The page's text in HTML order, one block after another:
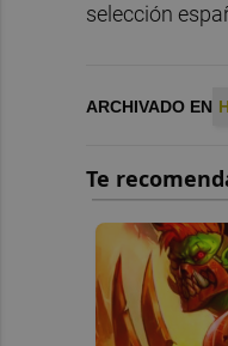
selección
ARCHIVADO EN